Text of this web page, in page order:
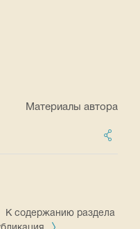
Материалы автора
К содержанию раздела